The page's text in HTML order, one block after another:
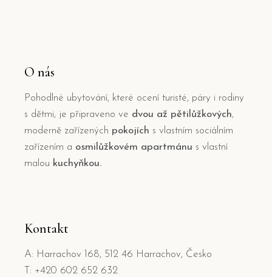
O nás
Pohodlné ubytování, které ocení turisté, páry i rodiny
s dětmi, je připraveno ve dvou až pětilůžkových,
moderně zařízených pokojích s vlastním sociálním
zařízením a osmilůžkovém apartmánu s vlastní
malou kuchyňkou.
Kontakt
A: Harrachov 168, 512 46 Harrachov, Česko
T: +420 602 652 632